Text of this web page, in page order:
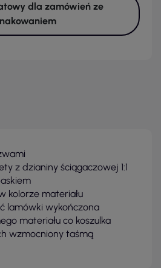
dla zamówień ze
z dzianiny ściągaczowej 1:1
kolorze materiału
lamówki wykończona
materiału co koszulka
wzmocniony taśmą